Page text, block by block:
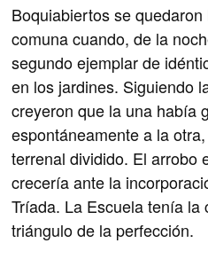
Boquiabiertos se
comuna cuando, de la
segundo ejemplar de
en los jardines. Siguiendo
creyeron que la una había
espontáneamente a la
terrenal dividido. El arrobo
crecería ante la
Tríada. La Escuela tenía la
triángulo de la perfección.